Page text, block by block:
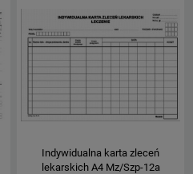
Indywidualna karta zleceń
lekarskich A4 Mz/Szp-12a